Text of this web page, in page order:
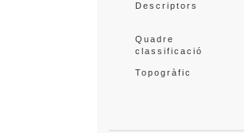
Descriptors
Quadre
classificació
Topogràfic